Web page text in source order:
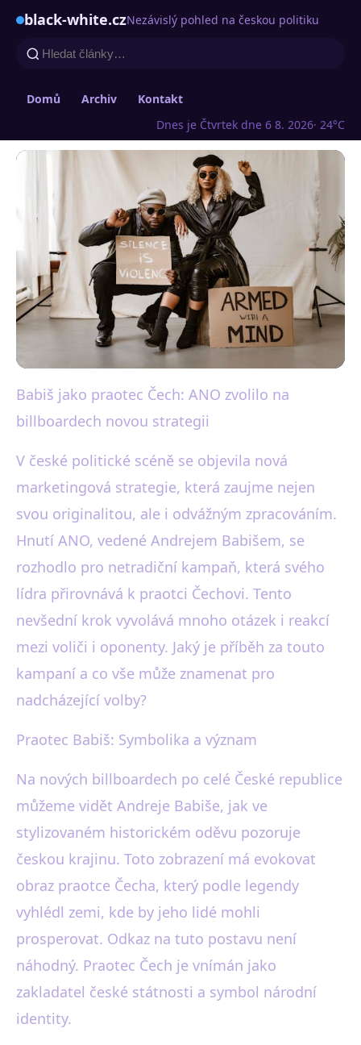
black-white.czNezávislý pohled na českou politiku
Domů Archiv
Kontakt
Dnes je Čtvrtek dne 6 8. 2026· 24°C
black-white.cz
Babiš jako Praotec Čech: Nová
Odvážná Kampaň Hnutí ANO
27. 9. 2025· 4 min čtení · Autor: Eva Bílá
Babiš jako praotec Čech: ANO zvolilo na
billboardech novou strategii
V české politické scéně se objevila nová
marketingová strategie, která zaujme nejen
svou originalitou, ale i odvážným zpracováním.
Hnutí ANO, vedené Andrejem Babišem, se
rozhodlo pro netradiční kampaň, která svého
lídra přirovnává k praotci Čechovi. Tento
nevšední krok vyvolává mnoho otázek i reakcí
mezi voliči i oponenty. Jaký je příběh za touto
kampaní a co vše může znamenat pro
nadcházející volby?
Praotec Babiš: Symbolika a význam
Na nových billboardech po celé České republice
můžeme vidět Andreje Babiše, jak ve
stylizovaném historickém oděvu pozoruje
českou krajinu. Toto zobrazení má evokovat
obraz praotce Čecha, který podle legendy
vyhlédl zemi, kde by jeho lidé mohli
prosperovat. Odkaz na tuto postavu není
náhodný. Praotec Čech je vnímán jako
zakladatel české státnosti a symbol národní
identity.